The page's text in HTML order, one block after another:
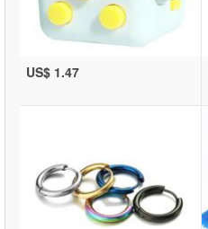
US$ 1.47